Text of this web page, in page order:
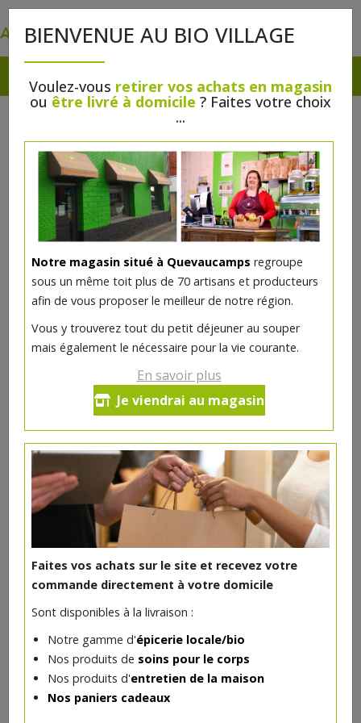
BIENVENUE AU BIO VILLAGE
Voulez-vous retirer vos achats en magasin
ou être livré à domicile ? Faites votre choix
...
Notre magasin situé à Quevaucamps regroupe
sous un même toit plus de 70 artisans et producteurs
afin de vous proposer le meilleur de notre région.
Vous y trouverez tout du petit déjeuner au souper
mais également le nécessaire pour la vie courante.
En savoir plus
Je viendrai au magasin
Faites vos achats sur le site et recevez votre
commande directement à votre domicile
Sont disponibles à la livraison :
Notre gamme d'épicerie locale/bio
Nos produits de soins pour le corps
Nos produits d'entretien de la maison
Nos paniers cadeaux
Lait démaquillant bio 250ml Avril
8€/pc
Ce produit est indisponible pour le moment.
DANS LA MÊME CATÉGORIE ...
Carrés bébé bio Bel Nature 60 pc